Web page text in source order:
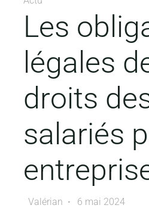
Les
légales
droits
salariés
Valérian 6 mai 2024